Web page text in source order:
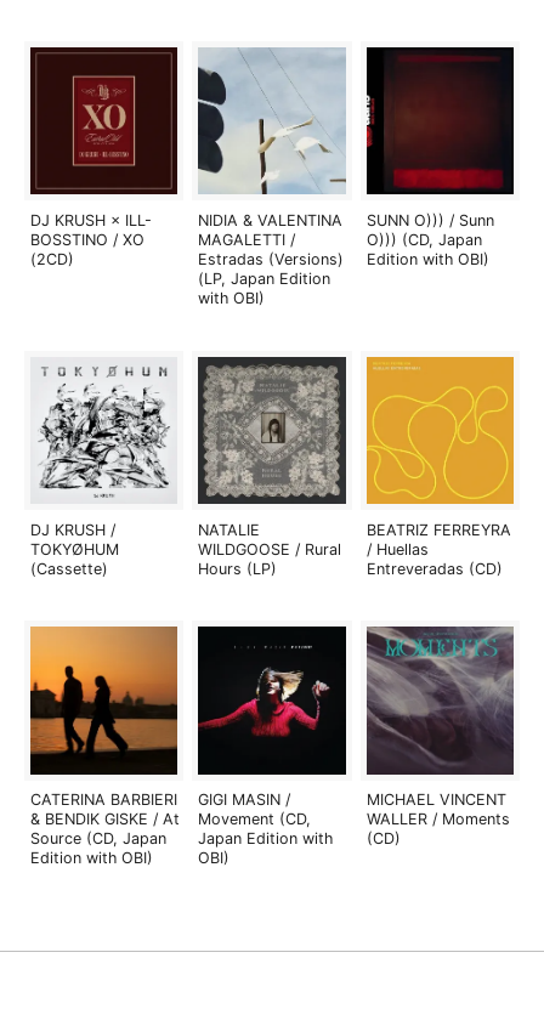
DJ KRUSH × ILL-
BOSSTINO / XO
(2CD)
NIDIA & VALENTINA
MAGALETTI /
Estradas (Versions)
(LP, Japan Edition
with OBI)
SUNN O))) / Sunn
O))) (CD, Japan
Edition with OBI)
DJ KRUSH /
TOKYØHUM
(Cassette)
NATALIE
WILDGOOSE / Rural
Hours (LP)
BEATRIZ FERREYRA
/ Huellas
Entreveradas (CD)
CATERINA BARBIERI
& BENDIK GISKE / At
Source (CD, Japan
Edition with OBI)
GIGI MASIN /
Movement (CD,
Japan Edition with
OBI)
MICHAEL VINCENT
WALLER / Moments
(CD)